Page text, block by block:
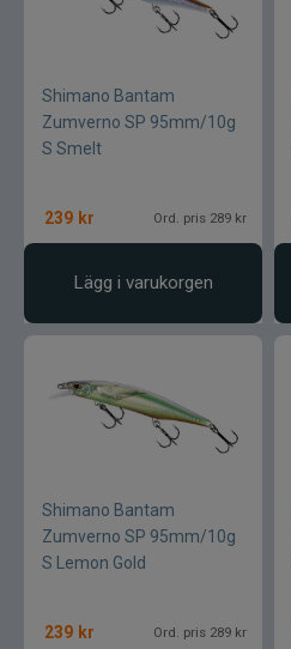
Shimano Bantam
Zumverno SP 95mm/10g
S Smelt
239 kr Ord. pris 289 kr
Lägg i varukorgen
Shimano Bantam
Zumverno SP 95mm/10g
S Lemon Gold
239 kr Ord. pris 289 kr